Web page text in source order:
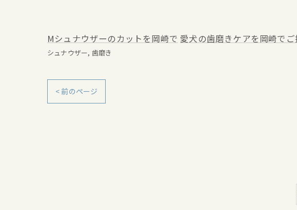
Mシュナウザーのカットを岡崎で 愛犬の歯磨きケアを岡崎でご
シュナウザー 歯磨き
< 前のページ